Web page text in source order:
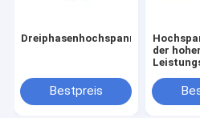
Bestpreis
der